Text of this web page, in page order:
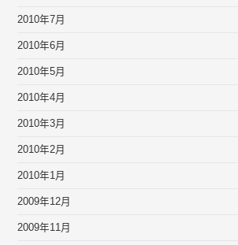
2010年7月
2010年6月
2010年5月
2010年4月
2010年3月
2010年2月
2010年1月
2009年12月
2009年11月